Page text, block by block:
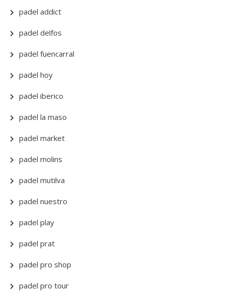
padel addict
padel delfos
padel fuencarral
padel hoy
padel iberico
padel la maso
padel market
padel molins
padel mutilva
padel nuestro
padel play
padel prat
padel pro shop
padel pro tour